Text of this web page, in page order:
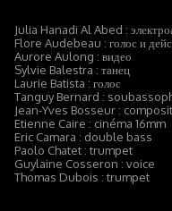
Julia Hanadi Al Abed :
Flore Audebeau : голос и
Aurore Aulong : видео
Sylvie Balestra : танец
Laurie Batista : голос
Tanguy Bernard :
Jean-Yves Bosseur :
Etienne Caire : cinéma 16mm
Eric Camara : double bass
Paolo Chatet : trumpet
Guylaine Cosseron : voice
Thomas Dubois : trumpet